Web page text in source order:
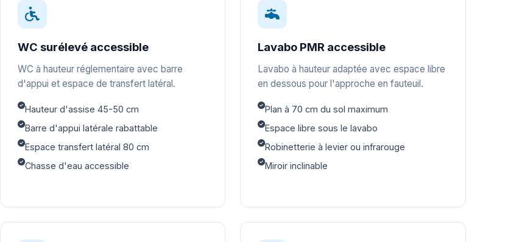
WC surélevé accessible
WC à hauteur réglementaire avec barre
d'appui et espace de transfert latéral.
Hauteur d'assise 45-50 cm
Barre d'appui latérale rabattable
Espace transfert latéral 80 cm
Chasse d'eau accessible
Lavabo PMR accessible
Lavabo à hauteur adaptée avec espace libre
en dessous pour l'approche en fauteuil.
Plan à 70 cm du sol maximum
Espace libre sous le lavabo
Robinetterie à levier ou infrarouge
Miroir inclinable